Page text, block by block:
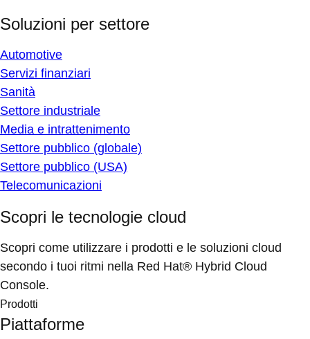
Soluzioni per settore
Automotive
Servizi finanziari
Sanità
Settore industriale
Media e intrattenimento
Settore pubblico (globale)
Settore pubblico (USA)
Telecomunicazioni
Scopri le tecnologie cloud
Scopri come utilizzare i prodotti e le soluzioni cloud
secondo i tuoi ritmi nella Red Hat® Hybrid Cloud
Console.
Prodotti
Piattaforme